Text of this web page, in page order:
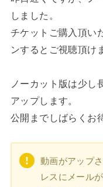
しました。
チケットご購入頂い
ンするとご視聴頂け
ノーカット版は少し
アップします。
公開までしばらくお
動画がアップ
レスにメール